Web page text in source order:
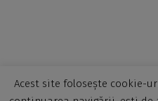
Acest site folosește cookie-